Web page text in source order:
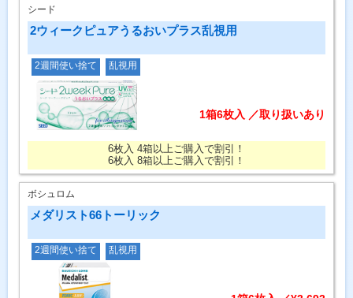
シード
2ウィークピュアうるおいプラス乱視用
2週間使い捨て 乱視用
1箱6枚入 ／取り扱いあり
6枚入 4箱以上ご購入で割引！
6枚入 8箱以上ご購入で割引！
ボシュロム
メダリスト66トーリック
2週間使い捨て 乱視用